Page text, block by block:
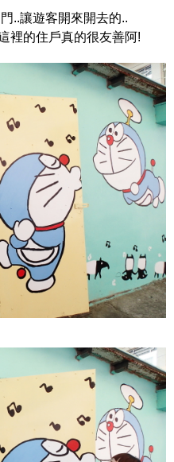
..讓遊客開來開去的..
裡的住戶真的很友善阿!